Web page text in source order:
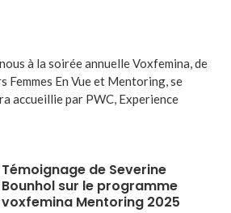
à la soirée annuelle Voxfemina, de
Femmes En Vue et Mentoring, se
accueillie par PWC, Experience
Témoignage de Severine
Bounhol sur le programme
voxfemina Mentoring 2025